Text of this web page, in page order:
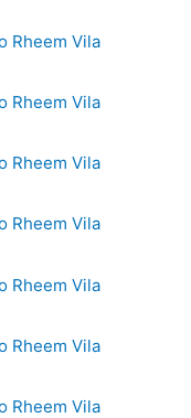
Rheem Vila
Rheem Vila
Rheem Vila
Rheem Vila
Rheem Vila
Rheem Vila
Rheem Vila